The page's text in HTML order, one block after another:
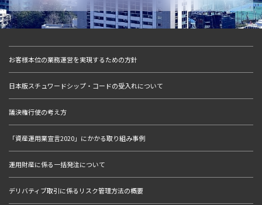
お客様本位の業務運営を実現するための方針
日本版スチュワードシップ・コードの受入れについて
議決権行使の考え方
「資産運用業宣言2020」にかかる取り組み事例
運用財産に係る一括発注について
デリバティブ取引に係るリスク管理方法の概要